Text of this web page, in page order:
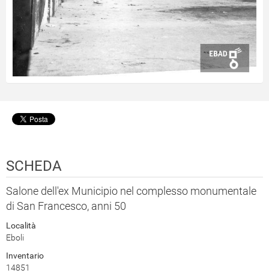
SCHEDA
Salone dell'ex Municipio nel complesso monumentale
di San Francesco, anni 50
Località
Eboli
Inventario
14851